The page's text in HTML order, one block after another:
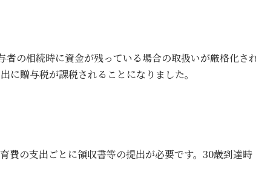
者の相続時に資金が残っている場合の取扱いが厳格化
に贈与税が課税されることになりました。
費の支出ごとに領収書等の提出が必要です。30歳到達